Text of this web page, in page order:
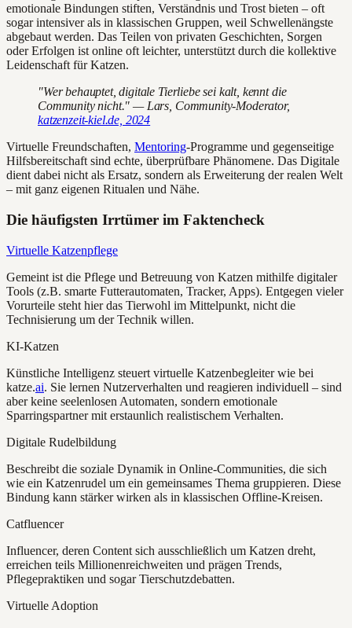
emotionale Bindungen stiften, Verständnis und Trost bieten – oft
sogar intensiver als in klassischen Gruppen, weil Schwellenängste
abgebaut werden. Das Teilen von privaten Geschichten, Sorgen
oder Erfolgen ist online oft leichter, unterstützt durch die kollektive
Leidenschaft für Katzen.
"Wer behauptet, digitale Tierliebe sei kalt, kennt die
Community nicht." — Lars, Community-Moderator,
katzenzeit-kiel.de, 2024
Virtuelle Freundschaften, Mentoring-Programme und gegenseitige
Hilfsbereitschaft sind echte, überprüfbare Phänomene. Das Digitale
dient dabei nicht als Ersatz, sondern als Erweiterung der realen Welt
– mit ganz eigenen Ritualen und Nähe.
Die häufigsten Irrtümer im Faktencheck
Virtuelle Katzenpflege
Gemeint ist die Pflege und Betreuung von Katzen mithilfe digitaler
Tools (z.B. smarte Futterautomaten, Tracker, Apps). Entgegen vieler
Vorurteile steht hier das Tierwohl im Mittelpunkt, nicht die
Technisierung um der Technik willen.
KI-Katzen
Künstliche Intelligenz steuert virtuelle Katzenbegleiter wie bei
katze.ai. Sie lernen Nutzerverhalten und reagieren individuell – sind
aber keine seelenlosen Automaten, sondern emotionale
Sparringspartner mit erstaunlich realistischem Verhalten.
Digitale Rudelbildung
Beschreibt die soziale Dynamik in Online-Communities, die sich
wie ein Katzenrudel um ein gemeinsames Thema gruppieren. Diese
Bindung kann stärker wirken als in klassischen Offline-Kreisen.
Catfluencer
Influencer, deren Content sich ausschließlich um Katzen dreht,
erreichen teils Millionenreichweiten und prägen Trends,
Pflegepraktiken und sogar Tierschutzdebatten.
Virtuelle Adoption